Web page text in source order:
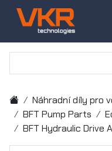
Náhradní díly pro
BFT Pump Parts
BFT Hydraulic Drive